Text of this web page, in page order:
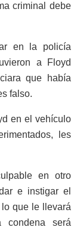
criminal debe
en la policía
a Floyd
que había
falso.
en el vehículo
les
en otro
e instigar el
que le llevará
será